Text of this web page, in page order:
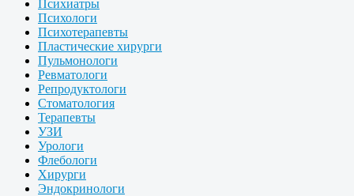
Психиатры
Психологи
Психотерапевты
Пластические хирурги
Пульмонологи
Ревматологи
Репродуктологи
Стоматология
Терапевты
УЗИ
Урологи
Флебологи
Хирурги
Эндокринологи